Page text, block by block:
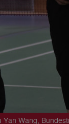
Wang,